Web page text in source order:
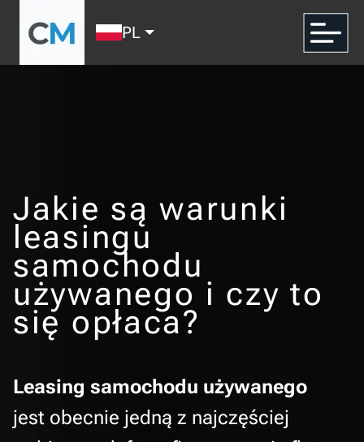
PL
Jakie są warunki
leasingu
samochodu
używanego i czy to
się opłaca?
Leasing samochodu używanego
jest obecnie jedną z najczęściej